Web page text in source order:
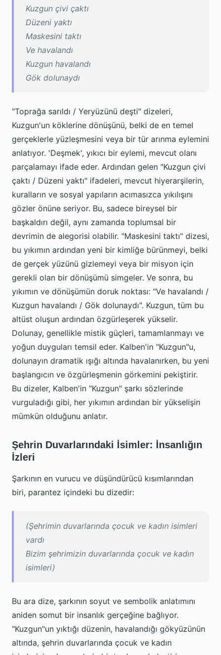
Kuzgun çivi çaktı
Düzeni yaktı
Maskesini taktı
Ve havalandı
Kuzgun havalandı
Gök dolunaydı
"Toprağa sarıldı / Yeryüzünü deşti" dizeleri,
Kuzgun'un köklerine dönüşünü, belki de en temel
gerçeklerle yüzleşmesini veya bir tür arınma eylemini
anlatıyor. 'Deşmek', yıkıcı bir eylemi, mevcut olanı
parçalamayı ifade eder. Ardından gelen "Kuzgun çivi
çaktı / Düzeni yaktı" ifadeleri, mevcut hiyerarşilerin,
kuralların ve sosyal yapıların acımasızca yıkılışını
gözler önüne seriyor. Bu, sadece bireysel bir
başkaldırı değil, aynı zamanda toplumsal bir
devrimin de alegorisi olabilir. "Maskesini taktı" dizesi,
bu yıkımın ardından yeni bir kimliğe bürünmeyi, belki
de gerçek yüzünü gizlemeyi veya bir misyon için
gerekli olan bir dönüşümü simgeler. Ve sonra, bu
yıkımın ve dönüşümün doruk noktası: "Ve havalandı /
Kuzgun havalandı / Gök dolunaydı". Kuzgun, tüm bu
altüst oluşun ardından özgürleşerek yükselir.
Dolunay, genellikle mistik güçleri, tamamlanmayı ve
yoğun duyguları temsil eder. Kalben'in "Kuzgun"u,
dolunayın dramatik ışığı altında havalanırken, bu yeni
başlangıcın ve özgürleşmenin görkemini pekiştirir.
Bu dizeler, Kalben'in "Kuzgun" şarkı sözlerinde
vurguladığı gibi, her yıkımın ardından bir yükselişin
mümkün olduğunu anlatır.
Şehrin Duvarlarındaki İsimler: İnsanlığın
İzleri
Şarkının en vurucu ve düşündürücü kısımlarından
biri, parantez içindeki bu dizedir:
(Şehrimin duvarlarında çocuk ve kadın isimleri
vardı
Bizim şehrimizin duvarlarında çocuk ve kadın
isimleri)
Bu ara dize, şarkının soyut ve sembolik anlatımını
aniden somut bir insanlık gerçeğine bağlıyor.
"Kuzgun"un yıktığı düzenin, havalandığı gökyüzünün
altında, şehrin duvarlarında çocuk ve kadın